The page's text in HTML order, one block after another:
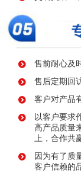
售前耐心及
售后定期回
客户对产品
以客户要求
高产品质量
上，合作共
因为有了质
客户信赖的